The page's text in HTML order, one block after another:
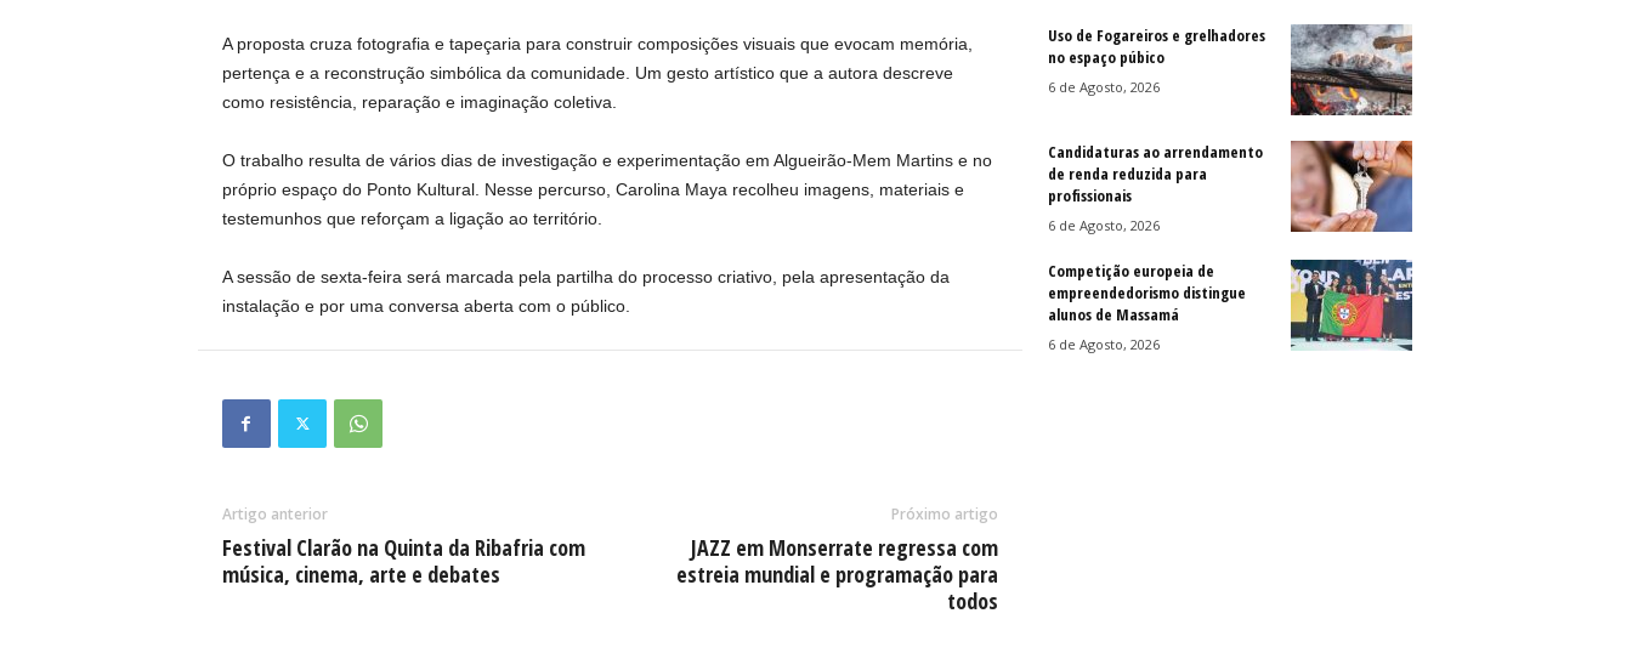
A proposta cruza fotografia e tapeçaria para construir composições visuais que evocam memória,
pertença e a reconstrução simbólica da comunidade. Um gesto artístico que a autora descreve
como resistência, reparação e imaginação coletiva.
O trabalho resulta de vários dias de investigação e experimentação em Algueirão-Mem Martins e no
próprio espaço do Ponto Kultural. Nesse percurso, Carolina Maya recolheu imagens, materiais e
testemunhos que reforçam a ligação ao território.
A sessão de sexta-feira será marcada pela partilha do processo criativo, pela apresentação da
instalação e por uma conversa aberta com o público.
Artigo anterior
Festival Clarão na Quinta da Ribafria com
música, cinema, arte e debates
Próximo artigo
JAZZ em Monserrate regressa com
estreia mundial e programação para
todos
Uso de Fogareiros e grelhadores
no espaço púbico
6 de Agosto, 2026
Candidaturas ao arrendamento
de renda reduzida para
profissionais
6 de Agosto, 2026
Competição europeia de
empreendedorismo distingue
alunos de Massamá
6 de Agosto, 2026